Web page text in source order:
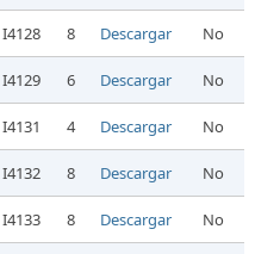
I4128 8 Descargar No
I4129 6 Descargar No
I4131 4 Descargar No
I4132 8 Descargar No
I4133 8 Descargar No